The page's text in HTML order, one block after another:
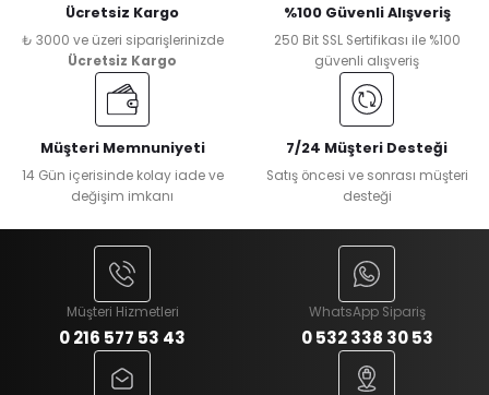
Ücretsiz Kargo
₺ 3000 ve üzeri siparişlerinizde
Ücretsiz Kargo
%100 Güvenli Alışveriş
250 Bit SSL Sertifikası ile %100
güvenli alışveriş
Müşteri Memnuniyeti
14 Gün içerisinde kolay iade ve
değişim imkanı
7/24 Müşteri Desteği
Satış öncesi ve sonrası müşteri
desteği
Müşteri Hizmetleri
0 216 577 53 43
WhatsApp Sipariş
0 532 338 30 53